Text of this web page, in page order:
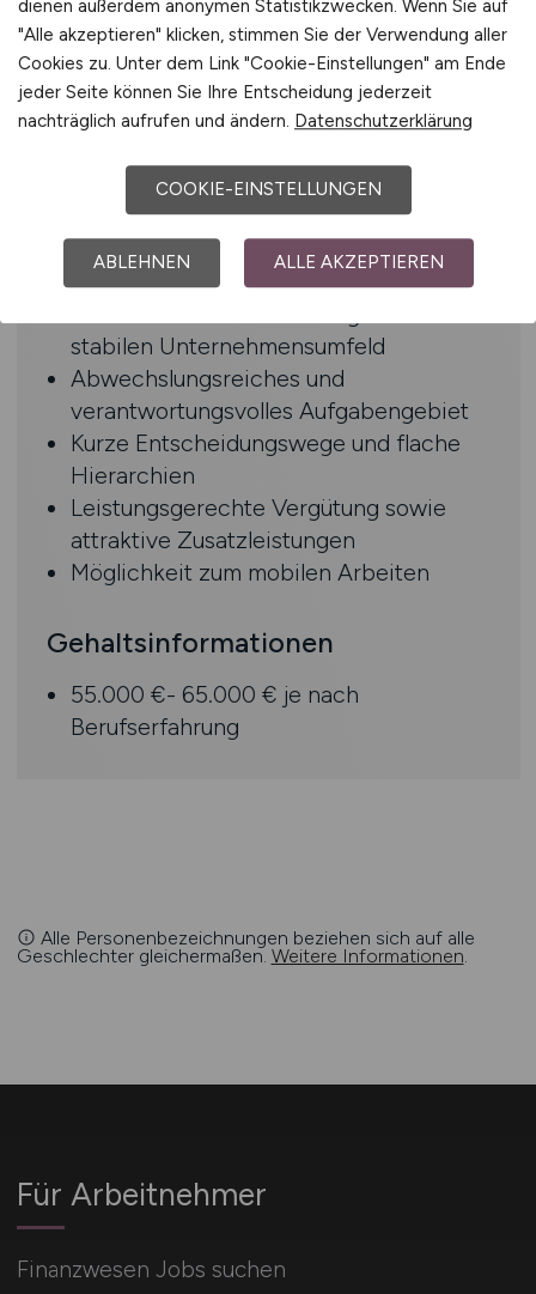
Sicherer Umgang mit MS Office,
insbesondere Excel
Strukturierte, sorgfältige und
eigenverantwortliche Arbeitsweise
Hohes Maß an Zuverlässigkeit und
Teamfähigkeit
Benefits
stabilen Unternehmensumfeld
Abwechslungsreiches und
verantwortungsvolles Aufgabengebiet
Kurze Entscheidungswege und flache
Hierarchien
Leistungsgerechte Vergütung sowie
attraktive Zusatzleistungen
Möglichkeit zum mobilen Arbeiten
Gehaltsinformationen
55.000 €- 65.000 € je nach
Berufserfahrung
Alle Personenbezeichnungen beziehen sich auf alle
Geschlechter gleichermaßen. Weitere Informationen.
Für Arbeitnehmer
Finanzwesen Jobs suchen
dienen außerdem anonymen Statistikzwecken. Wenn Sie auf
"Alle akzeptieren" klicken, stimmen Sie der Verwendung aller
Cookies zu. Unter dem Link "Cookie-Einstellungen" am Ende
jeder Seite können Sie Ihre Entscheidung jederzeit
nachträglich aufrufen und ändern. Datenschutzerklärung
COOKIE-EINSTELLUNGEN
ABLEHNEN ALLE AKZEPTIEREN